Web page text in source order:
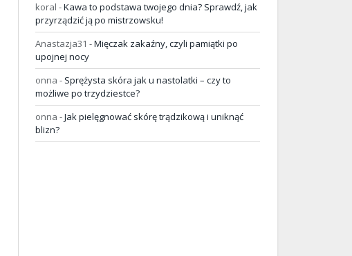
koral -Kawa to podstawa twojego dnia? Sprawdź, jak
przyrządzić ją po mistrzowsku!
Anastazja31 -Mięczak zakaźny, czyli pamiątki po
upojnej nocy
onna - Sprężysta skóra jak u nastolatki – czy to
możliwe po trzydziestce?
onna -Jak pielęgnować skórę trądzikową i uniknąć
blizn?